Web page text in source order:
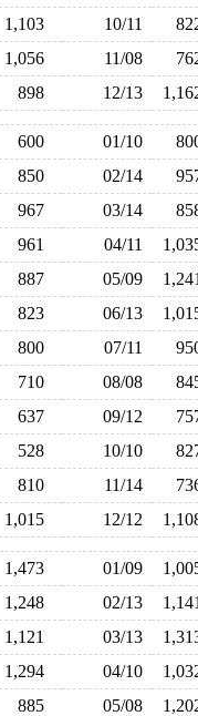
1,103 10/11
1,056 11/08
898 12/13
600 01/10
850 02/14
967 03/14
961 04/11
887 05/09
823 06/13
800 07/11
710 08/08
637 09/12
528 10/10
810 11/14
1,015 12/12
1,473 01/09
1,248 02/13
1,121 03/13
1,294 04/10
885 05/08